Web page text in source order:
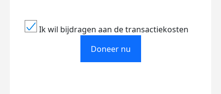
Ik wil bijdragen aan de transactiekosten
Doneer nu